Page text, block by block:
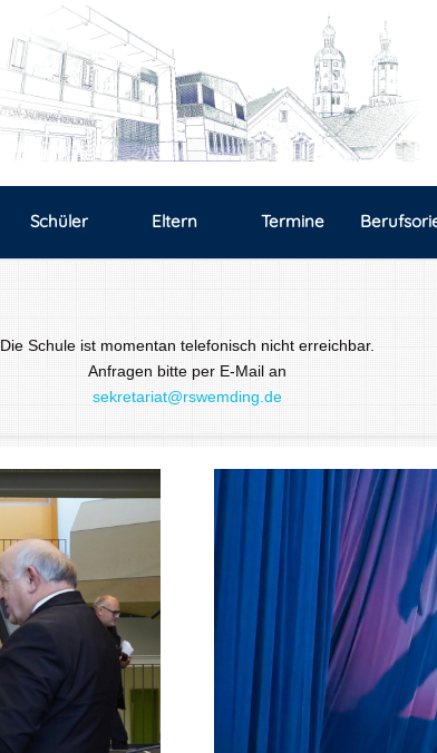
Schüler Eltern Termine
Die Schule ist momentan telefonisch nicht erreichbar.
Anfragen bitte per E-Mail an
sekretariat@rswemding.de